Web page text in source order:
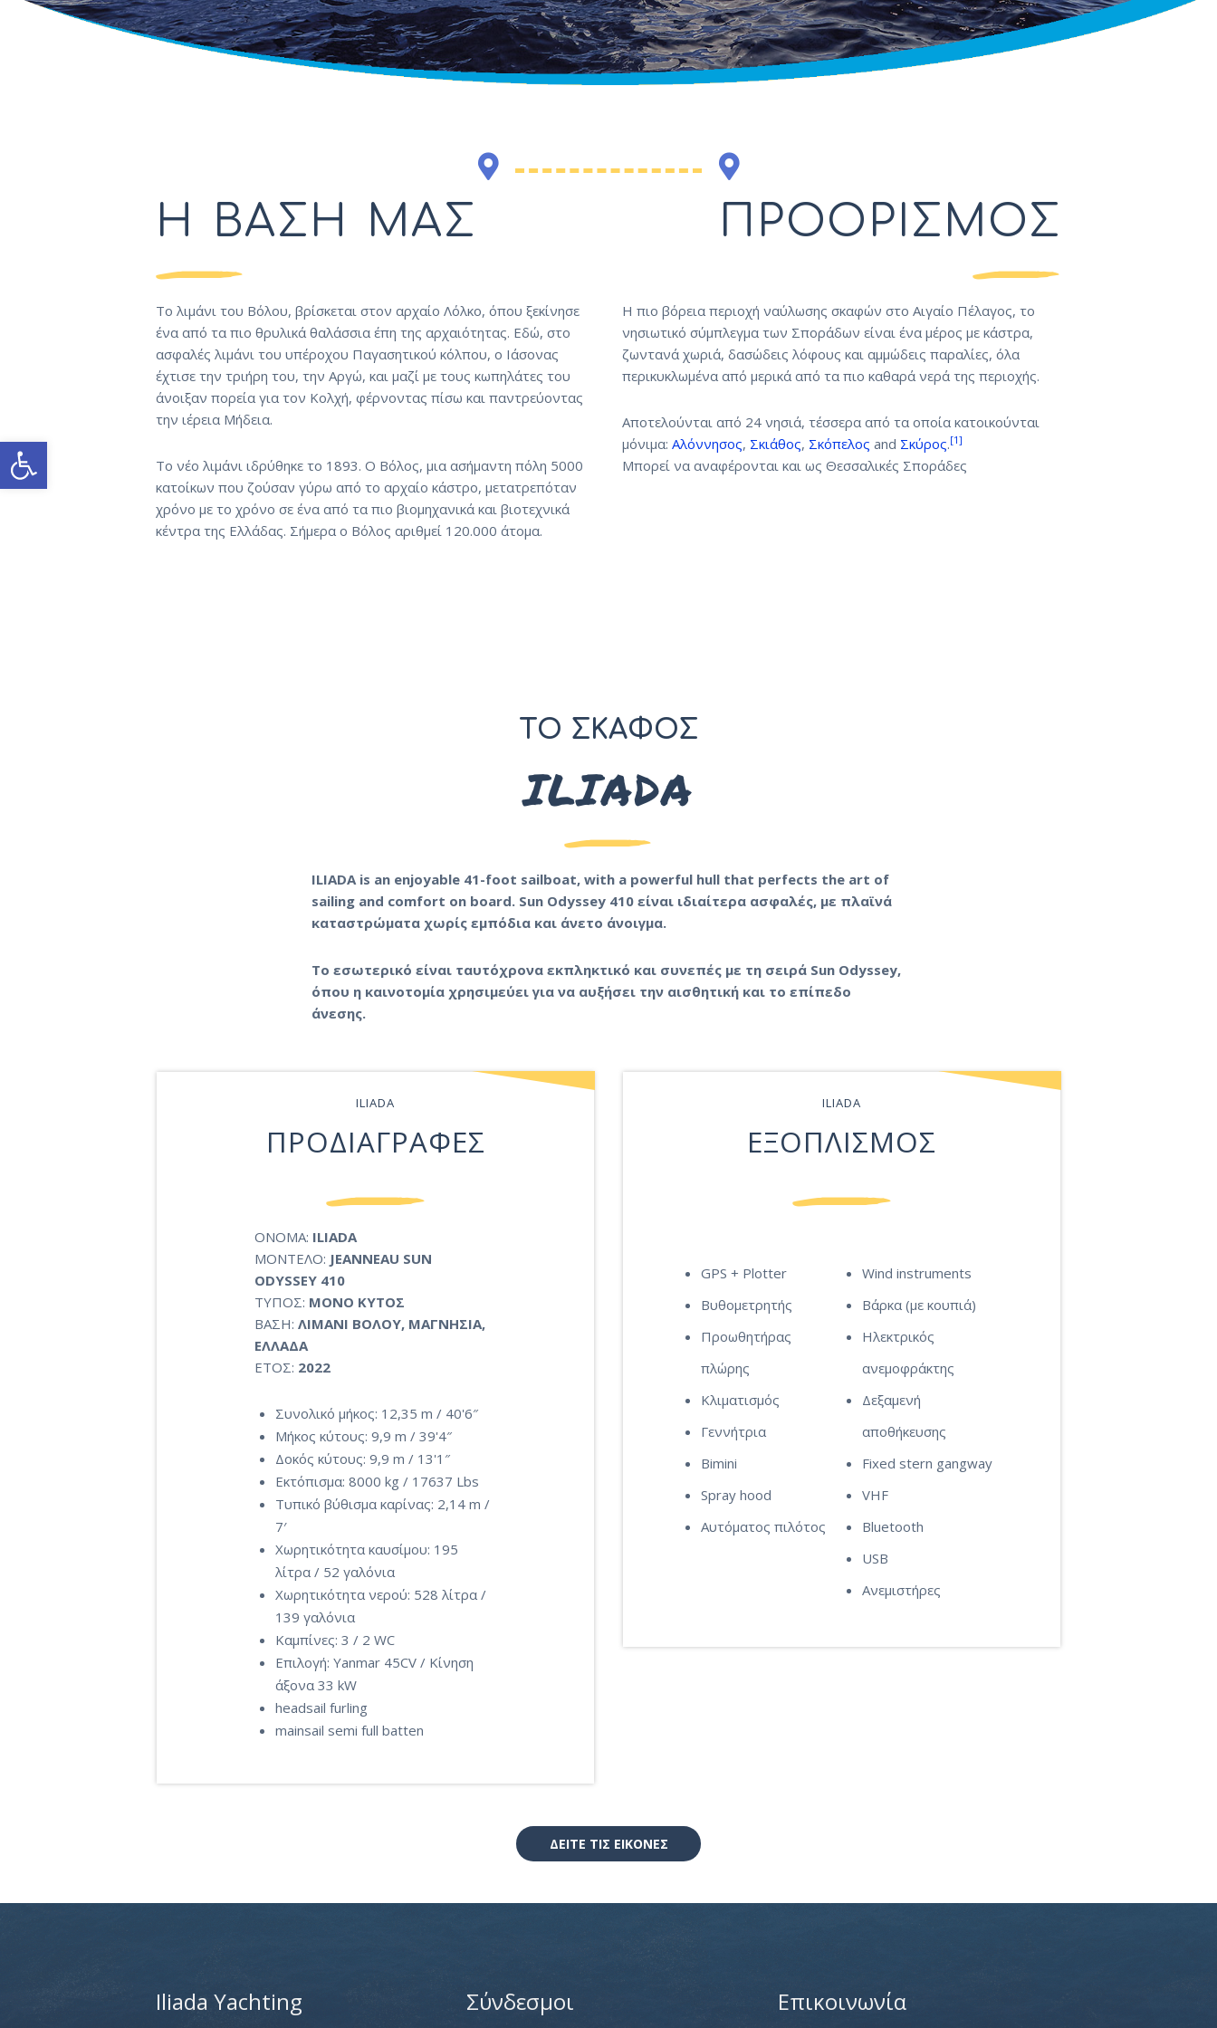
Ανοίξτε τη γραμμή εργαλείων
Η ΒΑΣΗ ΜΑΣ
Το λιμάνι του Βόλου, βρίσκεται στον αρχαίο Λόλκο, όπου ξεκίνησε
ένα από τα πιο θρυλικά θαλάσσια έπη της αρχαιότητας. Εδώ, στο
ασφαλές λιμάνι του υπέροχου Παγασητικού κόλπου, ο Ιάσονας
έχτισε την τριήρη του, την Αργώ, και μαζί με τους κωπηλάτες του
άνοιξαν πορεία για τον Κολχή, φέρνοντας πίσω και παντρεύοντας
την ιέρεια Μήδεια.
Το νέο λιμάνι ιδρύθηκε το 1893. Ο Βόλος, μια ασήμαντη πόλη 5000
κατοίκων που ζούσαν γύρω από το αρχαίο κάστρο, μετατρεπόταν
χρόνο με το χρόνο σε ένα από τα πιο βιομηχανικά και βιοτεχνικά
κέντρα της Ελλάδας. Σήμερα ο Βόλος αριθμεί 120.000 άτομα.
ΠΡΟΟΡΙΣΜΟΣ
Η πιο βόρεια περιοχή ναύλωσης σκαφών στο Αιγαίο Πέλαγος, το
νησιωτικό σύμπλεγμα των Σποράδων είναι ένα μέρος με κάστρα,
ζωντανά χωριά, δασώδεις λόφους και αμμώδεις παραλίες, όλα
περικυκλωμένα από μερικά από τα πιο καθαρά νερά της περιοχής.
Αποτελούνται από 24 νησιά, τέσσερα από τα οποία κατοικούνται
μόνιμα: Αλόννησος, Σκιάθος, Σκόπελος and Σκύρος.[1]
Μπορεί να αναφέρονται και ως Θεσσαλικές Σποράδες
ΤΟ ΣΚΑΦΟΣ
ILIADA
ILIADA is an enjoyable 41-foot sailboat, with a powerful hull that perfects the art of
sailing and comfort on board. Sun Odyssey 410 είναι ιδιαίτερα ασφαλές, με πλαϊνά
καταστρώματα χωρίς εμπόδια και άνετο άνοιγμα.
Το εσωτερικό είναι ταυτόχρονα εκπληκτικό και συνεπές με τη σειρά Sun Odyssey,
όπου η καινοτομία χρησιμεύει για να αυξήσει την αισθητική και το επίπεδο
άνεσης.
ILIADA
ΠΡΟΔΙΑΓΡΑΦΕΣ
ΟΝΟΜΑ: ILIADA
ΜΟΝΤΕΛΟ: JEANNEAU SUN
ODYSSEY 410
ΤΥΠΟΣ: ΜΟΝΟ ΚΥΤΟΣ
ΒΑΣΗ:ΛΙΜΑΝΙ ΒΟΛΟΥ, ΜΑΓΝΗΣΙΑ,
ΕΛΛΑΔΑ
ΕΤΟΣ: 2022
Συνολικό μήκος: 12,35 m / 40'6″
Μήκος κύτους: 9,9 m / 39'4″
Δοκός κύτους: 9,9 m / 13'1″
Εκτόπισμα: 8000 kg / 17637 Lbs
Τυπικό βύθισμα καρίνας: 2,14 m /
7′
Χωρητικότητα καυσίμου: 195
λίτρα / 52 γαλόνια
Χωρητικότητα νερού: 528 λίτρα /
139 γαλόνια
Καμπίνες: 3 / 2 WC
Επιλογή: Yanmar 45CV / Κίνηση
άξονα 33 kW
headsail furling
mainsail semi full batten
ILIADA
ΕΞΟΠΛΙΣΜΟΣ
GPS + Plotter
Βυθομετρητής
Προωθητήρας
πλώρης
Κλιματισμός
Γεννήτρια
Bimini
Spray hood
Αυτόματος πιλότος
Wind instruments
Βάρκα (με κουπιά)
Ηλεκτρικός
ανεμοφράκτης
Δεξαμενή
αποθήκευσης
Fixed stern gangway
VHF
Bluetooth
USB
Ανεμιστήρες
ΔΕΙΤΕ ΤΙΣ ΕΙΚΌΝΕΣ
Iliada Yachting Σύνδεσμοι Επικοινωνία